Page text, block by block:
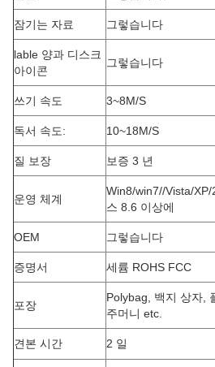
잠기는 자료 그렇습니다
lable 양과 디스크
아이콘
그렇습니다
쓰기 속도 3~8M/S
독서 속도: 10~18M/S
질 보장 보증 3 년
운영 체계
Win8/win7//Vista/
스 8.6 이상에
OEM 그렇습니다
증명서 세륨 ROHS FCC
포장
Polybag, 백지 상자,
주머니 etc.
견본 시간 2 일